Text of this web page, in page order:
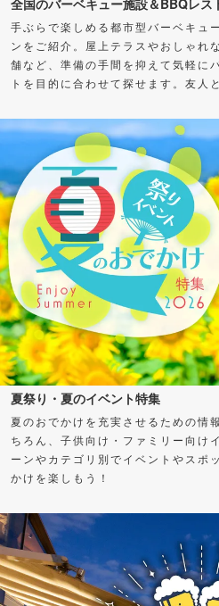
全国のバーベキュー施設＆BBQレス
手ぶらで楽しめる都市型バーベキュ
ンをご紹介。屋上テラスやおしゃれ
舗など、準備の手間を抑えて気軽に
トを目的に合わせて探せます。友人
夏祭り・夏のイベント特集
夏のおでかけを充実させるための情
ちろん、子供向け・ファミリー向け
ーンやカテゴリ別でイベントやスポ
かけを楽しもう！